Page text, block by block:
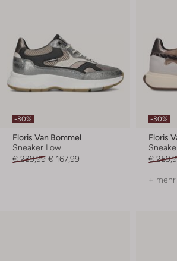
-30%
Floris Van Bommel
Sneaker Low
€ 239,99 € 167,99
-30%
Floris
€
+